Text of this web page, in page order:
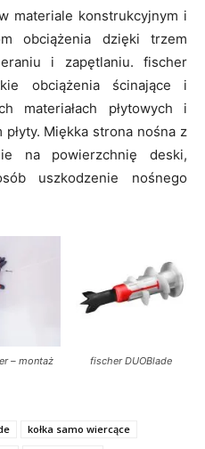
materiale konstrukcyjnym i
obciążenia dzięki trzem
i zapętlaniu. fischer
obciążenia ścinające i
materiałach płytowych i
Miękka strona nośna z
na powierzchnię deski,
uszkodzenie nośnego
– montaż fischer DUOBlade
kołka samo wiercące